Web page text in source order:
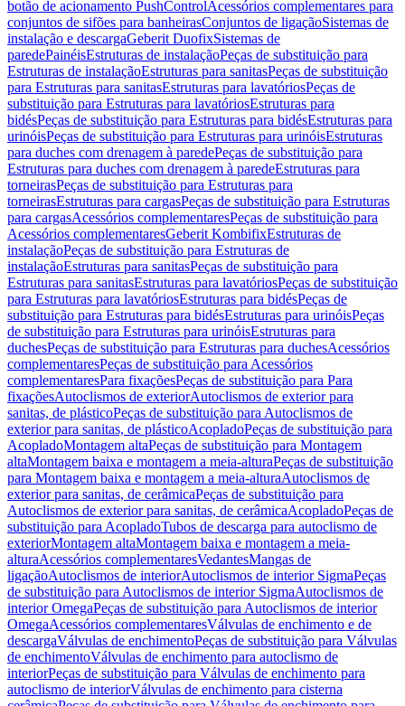
botão de acionamento PushControlAcessórios complementares para
conjuntos de sifões para banheirasConjuntos de ligaçãoSistemas de
instalação e descargaGeberit DuofixSistemas de
paredePainéisEstruturas de instalaçãoPeças de substituição para
Estruturas de instalaçãoEstruturas para sanitasPeças de substituição
para Estruturas para sanitasEstruturas para lavatóriosPeças de
substituição para Estruturas para lavatóriosEstruturas para
bidésPeças de substituição para Estruturas para bidésEstruturas para
urinóisPeças de substituição para Estruturas para urinóisEstruturas
para duches com drenagem à paredePeças de substituição para
Estruturas para duches com drenagem à paredeEstruturas para
torneirasPeças de substituição para Estruturas para
torneirasEstruturas para cargasPeças de substituição para Estruturas
para cargasAcessórios complementaresPeças de substituição para
Acessórios complementaresGeberit KombifixEstruturas de
instalaçãoPeças de substituição para Estruturas de
instalaçãoEstruturas para sanitasPeças de substituição para
Estruturas para sanitasEstruturas para lavatóriosPeças de substituição
para Estruturas para lavatóriosEstruturas para bidésPeças de
substituição para Estruturas para bidésEstruturas para urinóisPeças
de substituição para Estruturas para urinóisEstruturas para
duchesPeças de substituição para Estruturas para duchesAcessórios
complementaresPeças de substituição para Acessórios
complementaresPara fixaçõesPeças de substituição para Para
fixaçõesAutoclismos de exteriorAutoclismos de exterior para
sanitas, de plásticoPeças de substituição para Autoclismos de
exterior para sanitas, de plásticoAcopladoPeças de substituição para
AcopladoMontagem altaPeças de substituição para Montagem
altaMontagem baixa e montagem a meia-alturaPeças de substituição
para Montagem baixa e montagem a meia-alturaAutoclismos de
exterior para sanitas, de cerâmicaPeças de substituição para
Autoclismos de exterior para sanitas, de cerâmicaAcopladoPeças de
substituição para AcopladoTubos de descarga para autoclismo de
exteriorMontagem altaMontagem baixa e montagem a meia-
alturaAcessórios complementaresVedantesMangas de
ligaçãoAutoclismos de interiorAutoclismos de interior SigmaPeças
de substituição para Autoclismos de interior SigmaAutoclismos de
interior OmegaPeças de substituição para Autoclismos de interior
OmegaAcessórios complementaresVálvulas de enchimento e de
descargaVálvulas de enchimentoPeças de substituição para Válvulas
de enchimentoVálvulas de enchimento para autoclismo de
interiorPeças de substituição para Válvulas de enchimento para
autoclismo de interiorVálvulas de enchimento para cisterna